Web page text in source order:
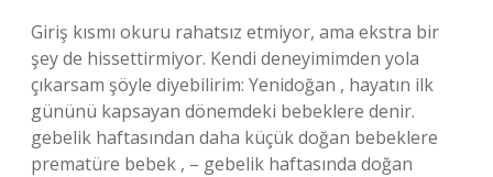
Giriş kısmı okuru rahatsız etmiyor, ama ekstra bir
şey de hissettirmiyor. Kendi deneyimimden yola
çıkarsam şöyle diyebilirim: Yenidoğan , hayatın ilk
gününü kapsayan dönemdeki bebeklere denir.
gebelik haftasından daha küçük doğan bebeklere
prematüre bebek , – gebelik haftasında doğan